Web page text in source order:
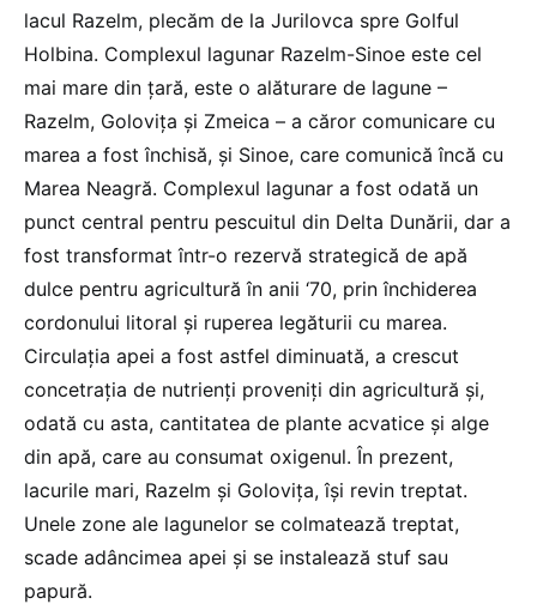
lacul Razelm, plecăm de la Jurilovca spre Golful
Holbina. Complexul lagunar Razelm-Sinoe este cel
mai mare din ţară, este o alăturare de lagune –
Razelm, Golovița și Zmeica – a căror comunicare cu
marea a fost închisă, şi Sinoe, care comunică încă cu
Marea Neagră. Complexul lagunar a fost odată un
punct central pentru pescuitul din Delta Dunării, dar a
fost transformat într-o rezervă strategică de apă
dulce pentru agricultură în anii ‘70, prin închiderea
cordonului litoral şi ruperea legăturii cu marea.
Circulația apei a fost astfel diminuată, a crescut
concetraţia de nutrienţi proveniţi din agricultură şi,
odată cu asta, cantitatea de plante acvatice şi alge
din apă, care au consumat oxigenul. În prezent,
lacurile mari, Razelm şi Goloviţa, îşi revin treptat.
Unele zone ale lagunelor se colmatează treptat,
scade adâncimea apei şi se instalează stuf sau
papură.